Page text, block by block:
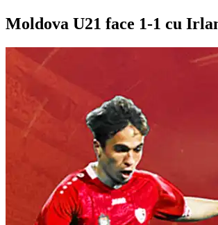
Moldova U21 face 1-1 cu